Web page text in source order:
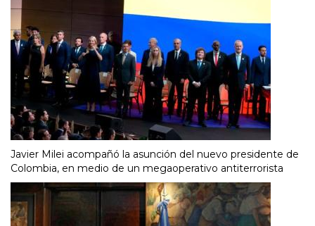
Javier Milei acompañó la asunción del nuevo presidente de
Colombia, en medio de un megaoperativo antiterrorista